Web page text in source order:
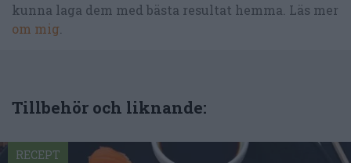
kunna laga dem med bästa resultat hemma. Läs mer
om mig
Tillbehör och liknande:
RECEPT